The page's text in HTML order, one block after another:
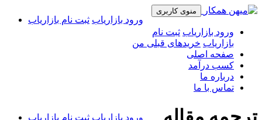
منوی کاربری
ورود بازاریاب ثبت نام بازاریاب
ورود بازاریاب ثبت نام
بازاریاب خریدهای قبلی من
صفحه اصلی
کسب درآمد
درباره ما
تماس با ما
ورود بازاریاب ثبت نام بازاریاب